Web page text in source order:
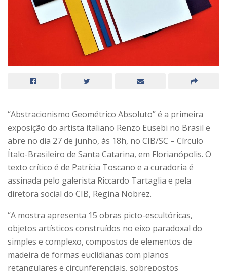
“Abstracionismo Geométrico Absoluto” é a primeira
exposição do artista italiano Renzo Eusebi no Brasil e
abre no dia 27 de junho, às 18h, no CIB/SC – Círculo
Ítalo-Brasileiro de Santa Catarina, em Florianópolis. O
texto crítico é de Patrícia Toscano e a curadoria é
assinada pelo galerista Riccardo Tartaglia e pela
diretora social do CIB, Regina Nobrez.
“A mostra apresenta 15 obras picto-escultóricas,
objetos artísticos construídos no eixo paradoxal do
simples e complexo, compostos de elementos de
madeira de formas euclidianas com planos
retangulares e circunferenciais, sobrepostos